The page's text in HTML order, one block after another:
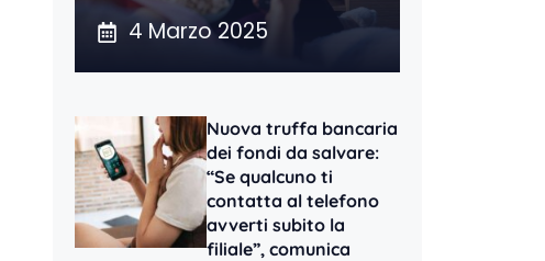
4 Marzo 2025
Nuova truffa bancaria
dei fondi da salvare:
“Se qualcuno ti
contatta al telefono
avverti subito la
filiale”, comunica